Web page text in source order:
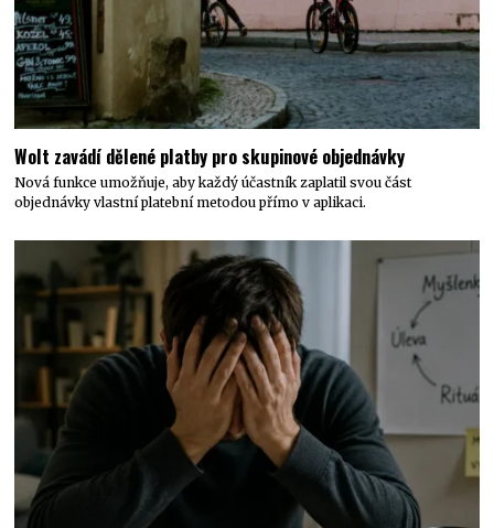
Wolt zavádí dělené platby pro skupinové objednávky
Nová funkce umožňuje, aby každý účastník zaplatil svou část
objednávky vlastní platební metodou přímo v aplikaci.